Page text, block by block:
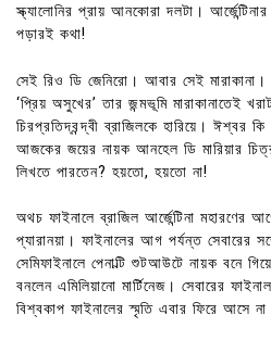
স্ক্যালোনির প্রায় আনকোরা দলটা।
পড়ারই কথা!
সেই রিও ডি জেনিরো। আবার সেই
‘প্রিয় অসুখের’ তার জন্মভূমি মারাকানাতেই
চিরপ্রতিদ্বন্দ্বী ব্রাজিলকে হারিয়ে। ঈশ্বর কি
আজকের জয়ের নায়ক আনহেল ডি মারিয়ার
লিখতে পারতেন? হয়তো, হয়তো না!
অথচ ফাইনালে ব্রাজিল আর্জেন্টিনা
প্যারানয়া। ফাইনালের আগ পর্যন্ত সেবারের
সেমিফাইনালে পেনাল্টি শুটআউটে নায়ক বনে
বনলেন এমিলিয়ানো মার্টিনেজ। সেবারের
বিশ্বকাপ ফাইনালের স্মৃতি এবার ফিরে আসে